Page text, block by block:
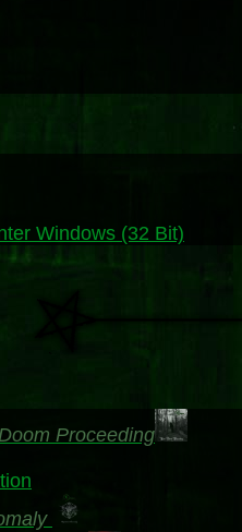
Windows (32 Bit)
Proceeding